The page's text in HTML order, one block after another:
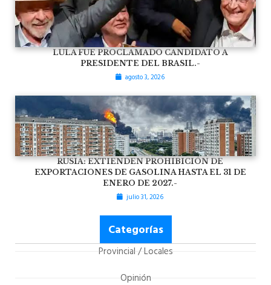
LULA FUE PROCLAMADO CANDIDATO A
PRESIDENTE DEL BRASIL.-
agosto 3, 2026
RUSIA: EXTIENDEN PROHIBICIÓN DE
EXPORTACIONES DE GASOLINA HASTA EL 31 DE
ENERO DE 2027.-
julio 31, 2026
Categorías
Provincial / Locales
Opinión